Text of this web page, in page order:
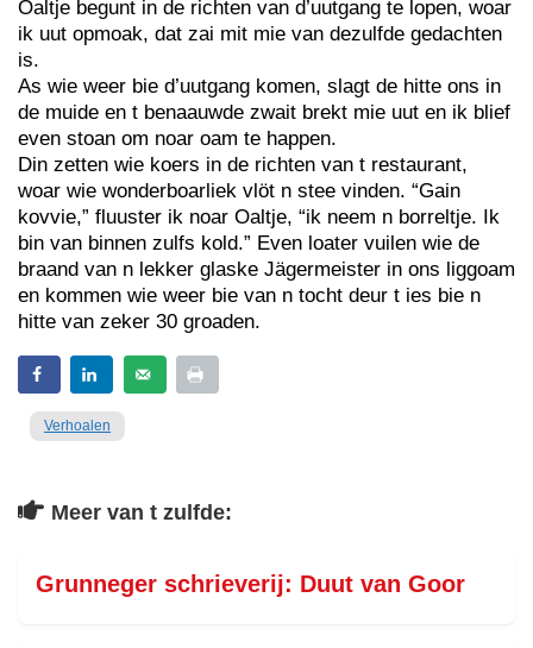
Oaltje begunt in de richten van d’uutgang te lopen, woar
ik uut opmoak, dat zai mit mie van dezulfde gedachten
is.
As wie weer bie d’uutgang komen, slagt de hitte ons in
de muide en t benaauwde zwait brekt mie uut en ik blief
even stoan om noar oam te happen.
Din zetten wie koers in de richten van t restaurant,
woar wie wonderboarliek vlöt n stee vinden. “Gain
kovvie,” fluuster ik noar Oaltje, “ik neem n borreltje. Ik
bin van binnen zulfs kold.” Even loater vuilen wie de
braand van n lekker glaske Jägermeister in ons liggoam
en kommen wie weer bie van n tocht deur t ies bie n
hitte van zeker 30 groaden.
Verhoalen
Meer van t zulfde:
Grunneger schrieverij: Duut van Goor